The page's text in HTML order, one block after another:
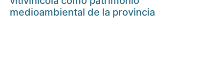
medioambiental de la provincia